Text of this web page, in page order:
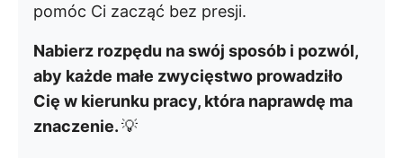
pomóc Ci zacząć bez presji.
Nabierz rozpędu na swój sposób i pozwól,
aby każde małe zwycięstwo prowadziło
Cię w kierunku pracy, która naprawdę ma
znaczenie.💡